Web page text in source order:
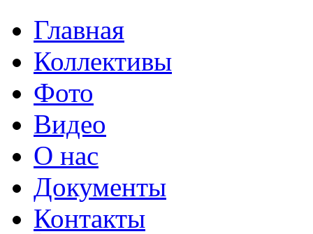
Главная
Коллективы
Фото
Видео
О нас
Документы
Контакты